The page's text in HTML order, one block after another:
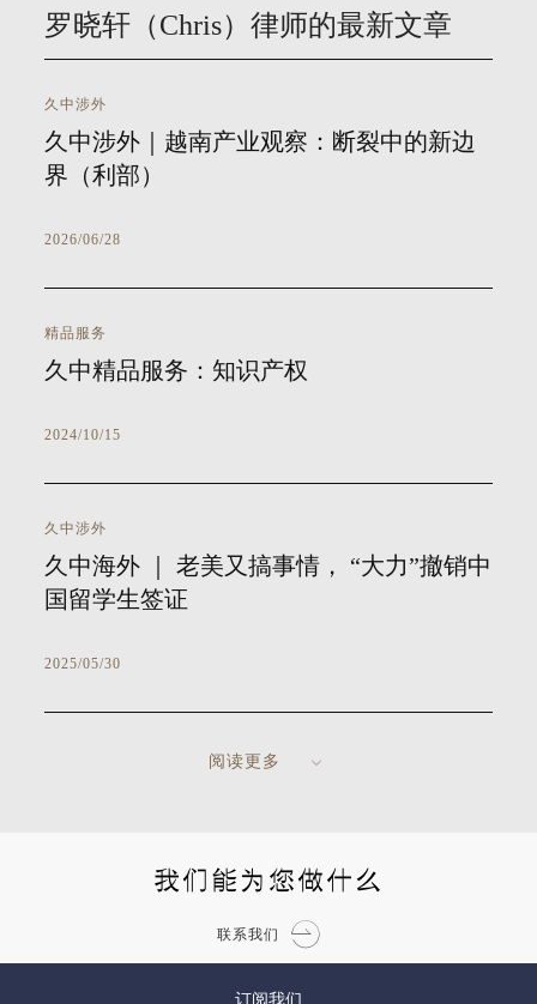
罗晓轩（Chris）律师的最新文章
久中涉外
久中涉外｜越南产业观察：断裂中的新边
界（利部）
2026/06/28
精品服务
久中精品服务：知识产权
2024/10/15
久中涉外
久中海外 ｜ 老美又搞事情， “大力”撤销中
国留学生签证
2025/05/30
阅读更多
我们能为您做什么
联系我们
订阅我们